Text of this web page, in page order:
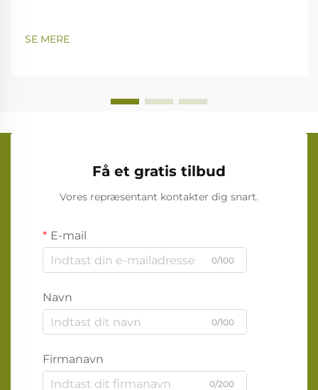
SE MERE
Få et gratis tilbud
Vores repræsentant kontakter dig snart.
E-mail
0/100
Navn
0/100
Firmanavn
0/200